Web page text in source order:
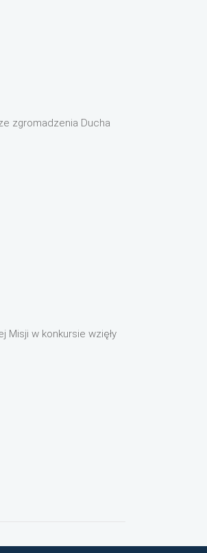
zgromadzenia Ducha
Misji w konkursie wzięły